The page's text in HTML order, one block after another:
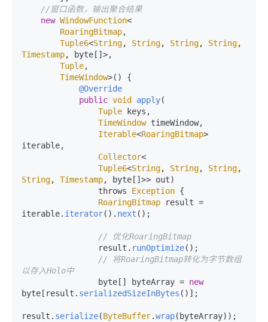
//窗口函数，输出聚合结果
new WindowFunction<
RoaringBitmap,
Tuple6<String, String, String, String
Timestamp, byte[]>,
Tuple,
TimeWindow>() {
@Override
public void apply(
Tuple keys,
TimeWindow timeWindow,
Iterable<RoaringBitmap>
iterable,
Collector<
Tuple6<String, String, String
String, Timestamp, byte[]>> out)
                throws
Exception {
RoaringBitmap result =
iterable. iterator(). next ();
// 优化RoaringBitmap
                result.
runOptimize();
// 将RoaringBitmap转化为字节数组
以存入Holo中
                byte[] byteArray =
new
byte[result. serializedSizeInBytes ()];
result. serialize(ByteBuffer.wrap(byteArray));